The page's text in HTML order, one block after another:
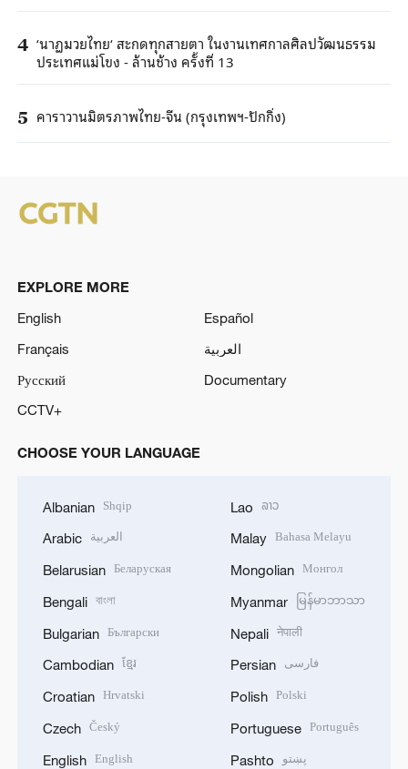
4 ‘นาฏมวยไทย‘ สะกดทุกสายตา ในงานเทศกาลศิลปวัฒนธรรม
ประเทศแม่โขง - ล้านช้าง ครั้งที่ 13
5 คาราวานมิตรภาพไทย-จีน (กรุงเทพฯ-ปักกิ่ง)
EXPLORE MORE
English
Español
Français
العربية
Русский
Documentary
CCTV+
CHOOSE YOUR LANGUAGE
Albanian Shqip
Arabic العربية
Belarusian Беларуская
Bengali বাংলা
Bulgarian Български
Cambodian ខ្មែរ
Croatian Hrvatski
Czech Český
English English
Lao ລາວ
Malay Bahasa Melayu
Mongolian Монгол
Myanmar မြန်မာဘာသာ
Nepali नेपाली
Persian فارسی
Polish Polski
Portuguese Português
Pashto پښتو